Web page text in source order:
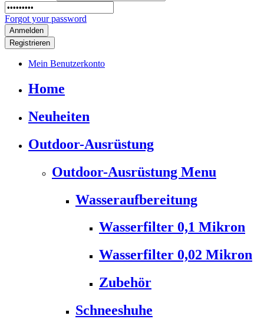
Forgot your password
Registrieren
Mein Benutzerkonto
Home
Neuheiten
Outdoor-Ausrüstung
Outdoor-Ausrüstung Menu
Wasseraufbereitung
Wasserfilter 0,1 Mikron
Wasserfilter 0,02 Mikron
Zubehör
Schneeshuhe